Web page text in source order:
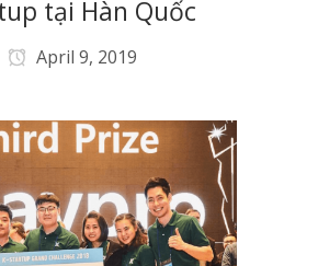
tại Hàn Quốc
April 9, 2019